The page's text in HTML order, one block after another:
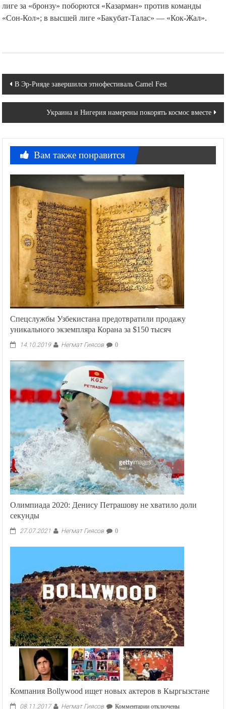
лиге за «бронзу» поборются «Казарман» против команды
«Сон-Кол»; в высшей лиге «Бакубат-Талас» — «Кок-Жал».
Навигация
по
записям
В Эр-Рияде завершился этнофестиваль Camel Fest
Украина и Нигерия намерены покорять космос вместе
Вам также понравится
Спецслужбы Узбекистана предотвратили продажу
уникального экземпляра Корана за $150 тысяч
14.10.2019 Негмат Гиясов 0
Олимпиада 2020: Денису Петрашову не хватило доли
секунды
27.07.2021 Негмат Гиясов 0
Компания Bollywood ищет новых актеров в Кыргызстане
08.11.2017 Негмат Гиясов Комментариикотключены